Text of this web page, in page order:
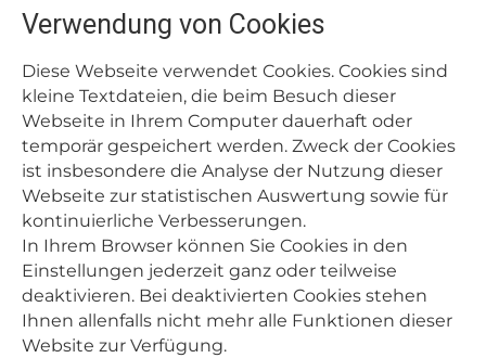
Verwendung von Cookies
Diese Webseite verwendet Cookies. Cookies sind
kleine Textdateien, die beim Besuch dieser
Webseite in Ihrem Computer dauerhaft oder
temporär gespeichert werden. Zweck der Cookies
ist insbesondere die Analyse der Nutzung dieser
Webseite zur statistischen Auswertung sowie für
kontinuierliche Verbesserungen.
In Ihrem Browser können Sie Cookies in den
Einstellungen jederzeit ganz oder teilweise
deaktivieren. Bei deaktivierten Cookies stehen
Ihnen allenfalls nicht mehr alle Funktionen dieser
Website zur Verfügung.